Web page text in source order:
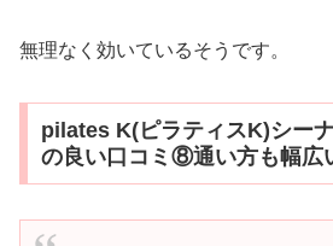
無理なく効いているそうです。
pilates K(ピラティスK)シー
の良い口コミ⑧通い方も幅広